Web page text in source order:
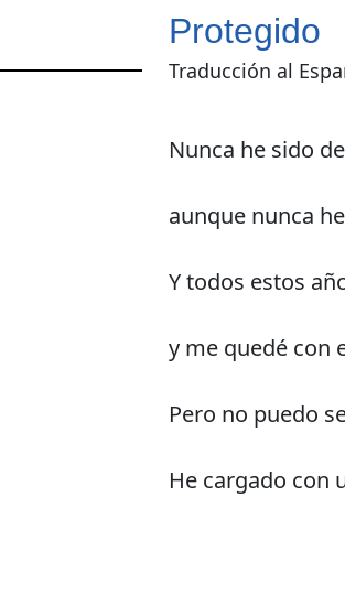
Protegido
Traducción al
Nunca he sido
aunque nunca
Y todos estos
y me quedé con
Pero no puedo
He cargado con